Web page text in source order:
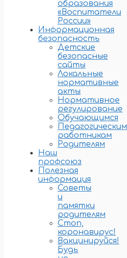
образования
«Воспитатели
России»
Информационная
безопасность
Детские
безопасные
сайты
Локальные
нормативные
акты
Нормативное
регулирование
Обучающимся
Педагогическим
работникам
Родителям
Наш
профсоюз
Полезная
информация
Советы
и
памятки
родителям
Стоп,
коронавирус!
Вакцинируйся!
Будь